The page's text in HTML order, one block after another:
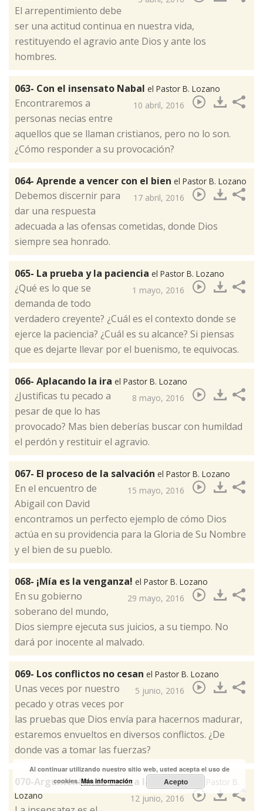
El arrepentimiento debe
ser una actitud continua en nuestra vida,
restituyendo el agravio ante Dios y ante los
hombres.​
063- Con el insensato Nabal el Pastor B. Lozano
10 abril, 2016
Encontraremos a
personas necias entre
aquellos que se llaman cristianos, pero no lo son.
¿Cómo responder a su provocación?​
064- Aprende a vencer con el bien el Pastor B. Lozano
17 abril, 2016
Debemos discernir para
dar una respuesta
adecuada a las ofensas cometidas, donde Dios
siempre sea honrado.​
065- La prueba y la paciencia el Pastor B. Lozano
1 mayo, 2016
¿Qué es lo que se
demanda de todo
verdadero creyente? ¿Cuál es el contexto donde se
ejerce la paciencia? ¿Cuál es su alcance? Si piensas
que es dejarte llevar por el buenismo, te equivocas.​
066- Aplacando la ira el Pastor B. Lozano
8 mayo, 2016
¿Justificas tu pecado a
pesar de que lo has
provocado?​ Mas bien deberías buscar con humildad
el perdón y restituir el agravio.
067- El proceso de la salvación el Pastor B. Lozano
15 mayo, 2016
En el encuentro de
Abigail con David
encontramos un perfecto ejemplo de cómo Dios
actúa en su providencia para la Gloria de Su Nombre
y el bien de su pueblo.​
068- ¡Mía es la venganza! el Pastor B. Lozano
29 mayo, 2016
En su gobierno
soberano del mundo,
Dios siempre ejecuta sus juicios, a su tiempo. No
dará por inocente al malvado.​
069- Los conflictos no cesan el Pastor B. Lozano
5 junio, 2016
Unas veces por nuestro
pecado y otras veces por
las pruebas que Dios envía para hacernos madurar,
estaremos envueltos en diversos conflictos. ¿De
donde vas a tomar las fuerzas?​
070-Argumentando contra la falsedad
el Pastor B.
Lozano
12 junio, 2016
Al continuar utilizando nuestro sitio web, usted acepta el uso de
cookies.Más información Acepto